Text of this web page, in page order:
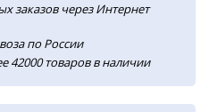
заказов через Интернет
по России
42000 товаров в наличии